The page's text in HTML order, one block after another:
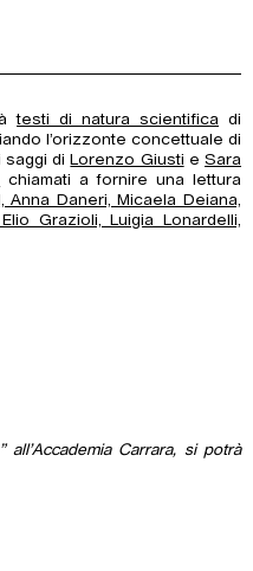
testi di natura scientifica di
l’orizzonte concettuale di
saggi di Lorenzo Giusti eSara
chiamati a fornire una lettura
Anna Daneri, Micaela Deiana,
Grazioli, Luigia Lonardelli,
Carrara, si potrà